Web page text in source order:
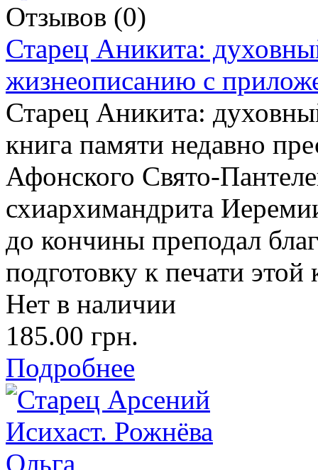
Отзывов (0)
Старец Аникита:
жизнеописанию с
Старец Аникита:
книга памяти недавно
Афонского Свято-
схиархимандрита
до кончины преподал
подготовку к печати этой
Нет в наличии
185.00 грн.
Подробнее